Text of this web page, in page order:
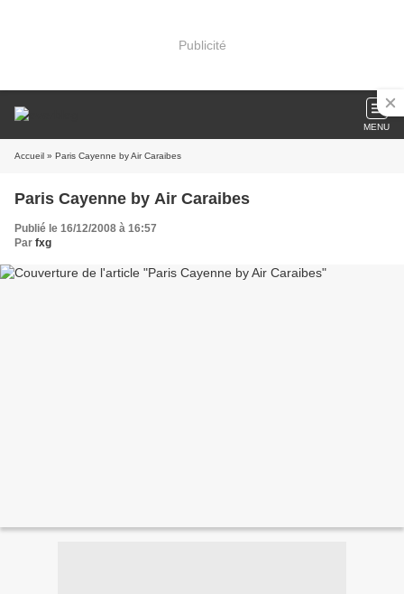
Publicité
MENU
Accueil » Paris Cayenne by Air Caraibes
Paris Cayenne by Air Caraibes
Publié le 16/12/2008 à 16:57
Par fxg